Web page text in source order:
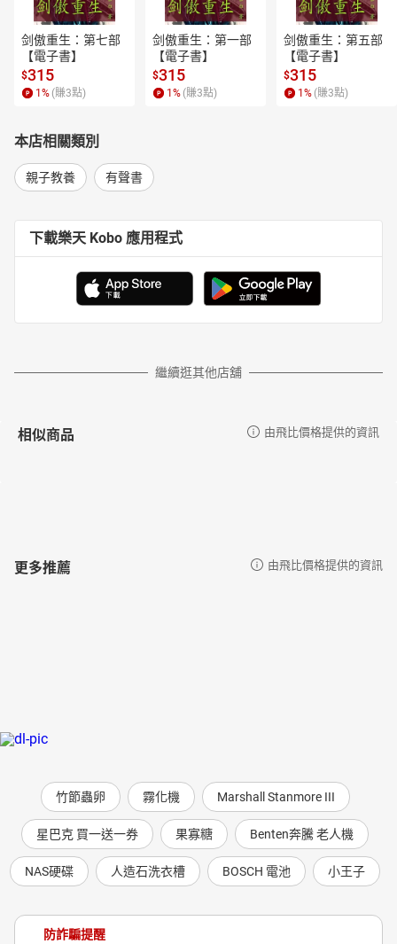
剑傲重生：第七部
【電子書】
$315
1 % (賺3點)
剑傲重生：第一部
【電子書】
$315
1 % (賺3點)
剑傲重生：第五部
【電子書】
$315
1 % (賺3點)
本店相關類別
親子教養 有聲書
下載樂天 Kobo 應用程式
繼續逛其他店舖
相似商品 由飛比價格提供的資訊
更多推薦 由飛比價格提供的資訊
竹節蟲卵 霧化機 Marshall Stanmore III
星巴克 買一送一券 果寡糖 Benten奔騰 老人機
NAS硬碟 人造石洗衣槽 BOSCH 電池 小王子
防詐騙提醒